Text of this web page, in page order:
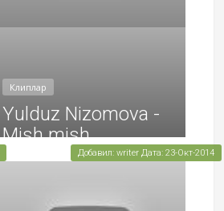
Клиплар
Yulduz Nizomova -
Mish mish
Добавил: writer Дата: 23-Окт-2014